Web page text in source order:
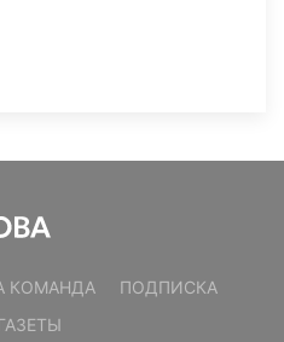
КОМАНДА
ПОДПИСКА